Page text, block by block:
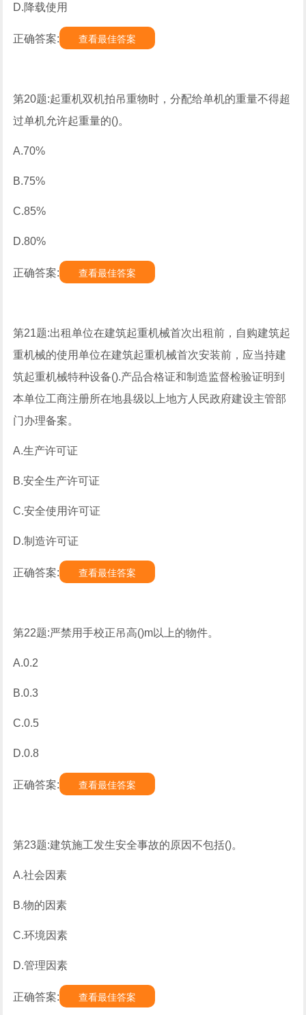
D.降载使用
正确答案: 查看最佳答案
第20题:起重机双机拍吊重物时，分配给单机的重量不得超
过单机允许起重量的()。
A.70%
B.75%
C.85%
D.80%
正确答案: 查看最佳答案
第21题:出租单位在建筑起重机械首次出租前，自购建筑起
重机械的使用单位在建筑起重机械首次安装前，应当持建
筑起重机械特种设备().产品合格证和制造监督检验证明到
本单位工商注册所在地县级以上地方人民政府建设主管部
门办理备案。
A.生产许可证
B.安全生产许可证
C.安全使用许可证
D.制造许可证
正确答案: 查看最佳答案
第22题:严禁用手校正吊高()m以上的物件。
A.0.2
B.0.3
C.0.5
D.0.8
正确答案: 查看最佳答案
第23题:建筑施工发生安全事故的原因不包括()。
A.社会因素
B.物的因素
C.环境因素
D.管理因素
正确答案: 查看最佳答案